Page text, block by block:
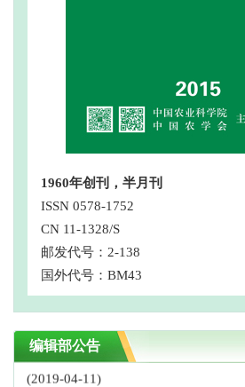
1960年创刊，半月刊
ISSN 0578-1752
CN 11-1328/S
邮发代号：2-138
国外代号：BM43
编辑部公告
《中国农业科学》编委会换届通知
(2022-04-20)
致谢审稿专家
(2022-02-05)
致谢审稿专家
征稿启事！
(2019-04-11)